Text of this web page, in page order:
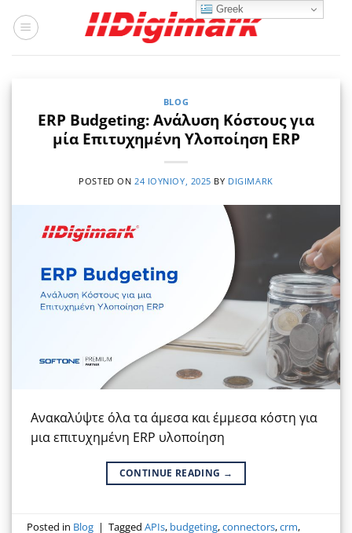
στο
BLOG
ERP Budgeting: Ανάλυση Κόστους για
μία Επιτυχημένη Υλοποίηση ΕRP
POSTED ON 24 ΙΟΥΝΊΟΥ, 2025 BY DIGIMARK
Ανακαλύψτε όλα τα άμεσα και έμμεσα κόστη για
μια επιτυχημένη ERP υλοποίηση
CONTINUE READING →
Posted in Blog | TaggedAPIs, budgeting,connectors,crm,
Greek